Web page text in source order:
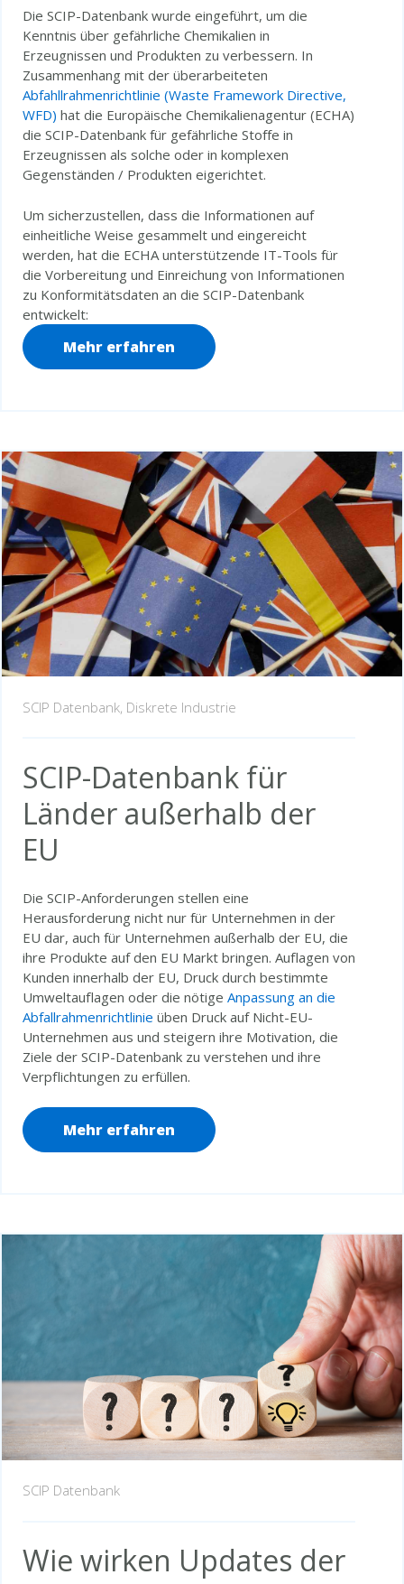
Die SCIP-Datenbank wurde eingeführt, um die
Kenntnis über gefährliche Chemikalien in
Erzeugnissen und Produkten zu verbessern. In
Zusammenhang mit der überarbeiteten
Abfahllrahmenrichtlinie (Waste Framework Directive,
WFD) hat die Europäische Chemikalienagentur (ECHA)
die SCIP-Datenbank für gefährliche Stoffe in
Erzeugnissen als solche oder in komplexen
Gegenständen / Produkten eigerichtet.
Um sicherzustellen, dass die Informationen auf
einheitliche Weise gesammelt und eingereicht
werden, hat die ECHA unterstützende IT-Tools für
die Vorbereitung und Einreichung von Informationen
zu Konformitätsdaten an die SCIP-Datenbank
entwickelt:
Mehr erfahren
SCIP Datenbank, Diskrete Industrie
SCIP-Datenbank für
Länder außerhalb der
EU
Die SCIP-Anforderungen stellen eine
Herausforderung nicht nur für Unternehmen in der
EU dar, auch für Unternehmen außerhalb der EU, die
ihre Produkte auf den EU Markt bringen. Auflagen von
Kunden innerhalb der EU, Druck durch bestimmte
Umweltauflagen oder die nötige Anpassung an die
Abfallrahmenrichtlinie üben Druck auf Nicht-EU-
Unternehmen aus und steigern ihre Motivation, die
Ziele der SCIP-Datenbank zu verstehen und ihre
Verpflichtungen zu erfüllen.
Mehr erfahren
SCIP Datenbank
Wie wirken Updates der